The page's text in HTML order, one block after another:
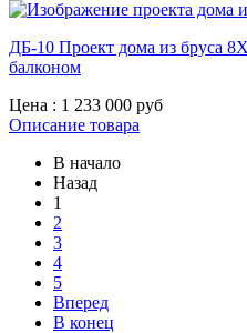
ДБ-10 Проект дома из бруса
балконом
Цена : 1 233 000 руб
Описание товара
В начало
Назад
1
2
3
4
5
Вперед
В конец